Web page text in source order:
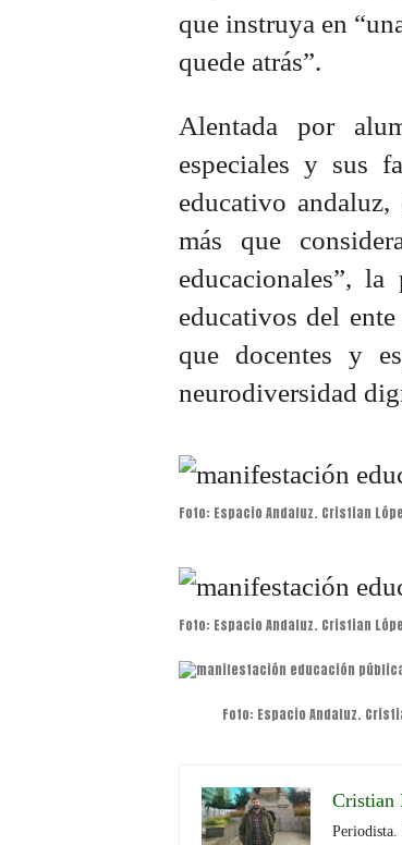
que instruya en
quede atrás”.
Alentada por
especiales y sus
educativo
más que
educacionales”,
educativos del
que docentes y
neurodiversidad
Foto: Espacio Andaluz. Cristian
Foto: Espacio Andaluz. Cristian
Foto: Espacio Andaluz.
Cristian